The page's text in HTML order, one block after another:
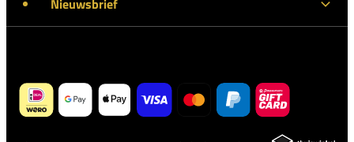
Nieuwsbrief